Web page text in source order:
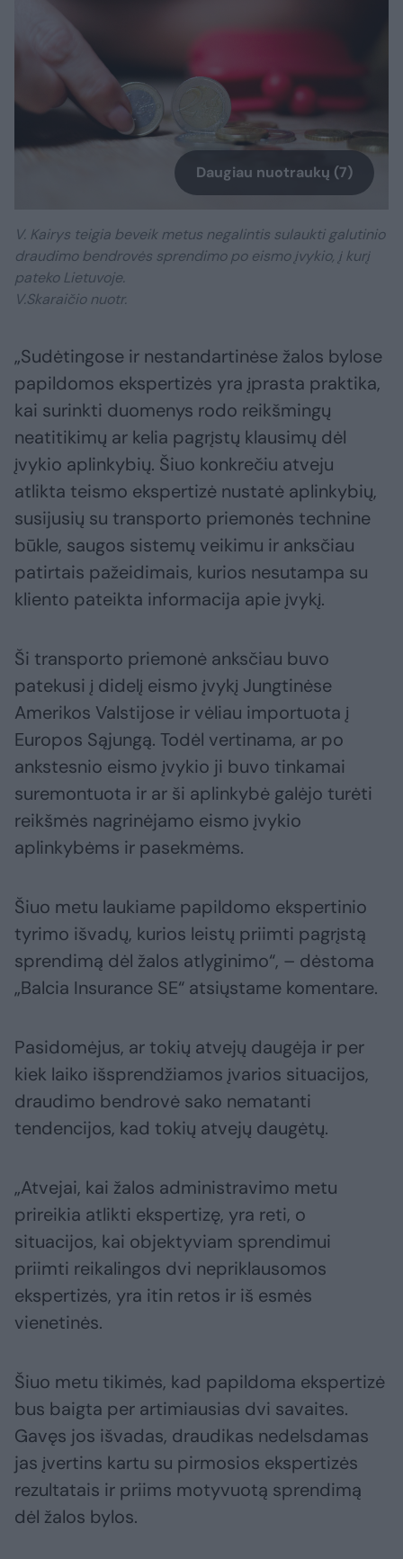
Daugiau nuotraukų (7)
V. Kairys teigia beveik metus negalintis sulaukti galutinio
draudimo bendrovės sprendimo po eismo įvykio, į kurį
pateko Lietuvoje.
V.Skaraičio nuotr.
„Sudėtingose ir nestandartinėse žalos bylose
papildomos ekspertizės yra įprasta praktika,
kai surinkti duomenys rodo reikšmingų
neatitikimų ar kelia pagrįstų klausimų dėl
įvykio aplinkybių. Šiuo konkrečiu atveju
atlikta teismo ekspertizė nustatė aplinkybių,
susijusių su transporto priemonės technine
būkle, saugos sistemų veikimu ir anksčiau
patirtais pažeidimais, kurios nesutampa su
kliento pateikta informacija apie įvykį.
Ši transporto priemonė anksčiau buvo
patekusi į didelį eismo įvykį Jungtinėse
Amerikos Valstijose ir vėliau importuota į
Europos Sąjungą. Todėl vertinama, ar po
ankstesnio eismo įvykio ji buvo tinkamai
suremontuota ir ar ši aplinkybė galėjo turėti
reikšmės nagrinėjamo eismo įvykio
aplinkybėms ir pasekmėms.
Šiuo metu laukiame papildomo ekspertinio
tyrimo išvadų, kurios leistų priimti pagrįstą
sprendimą dėl žalos atlyginimo“, – dėstoma
„Balcia Insurance SE“ atsiųstame komentare.
Pasidomėjus, ar tokių atvejų daugėja ir per
kiek laiko išsprendžiamos įvarios situacijos,
draudimo bendrovė sako nematanti
tendencijos, kad tokių atvejų daugėtų.
„Atvejai, kai žalos administravimo metu
prireikia atlikti ekspertizę, yra reti, o
situacijos, kai objektyviam sprendimui
priimti reikalingos dvi nepriklausomos
ekspertizės, yra itin retos ir iš esmės
vienetinės.
Šiuo metu tikimės, kad papildoma ekspertizė
bus baigta per artimiausias dvi savaites.
Gavęs jos išvadas, draudikas nedelsdamas
jas įvertins kartu su pirmosios ekspertizės
rezultatais ir priims motyvuotą sprendimą
dėl žalos bylos.